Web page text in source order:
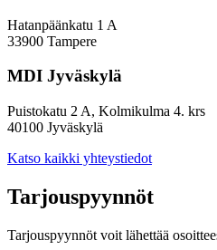
Hatanpäänkatu 1 A
33900 Tampere
MDI Jyväskylä
Puistokatu 2 A, Kolmikulma 4. krs
40100 Jyväskylä
Katso kaikki yhteystiedot
Tarjouspyynnöt
Tarjouspyynnöt voit lähettää